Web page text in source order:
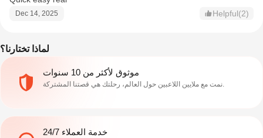
Dec 14, 2025 Helpful(2)
لماذا تختارنا؟
موثوق لأكثر من 10 سنوات
نمت مع ملايين اللاعبين حول العالم، رحلتك هي قصتنا المشتركة.
خدمة العملاء 24/7